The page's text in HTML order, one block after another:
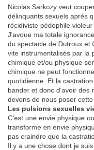
Nicolas Sarkozy veut
délinquants sexuels après
récidiviste pédophile violeur
J'avoue ma totale
du spectacle de Dutroux et
vite instrumentalisés par la
chimique et/ou physique
chimique ne peut
quotidienne. Et la
bander et donc d'avoir des
devons de nous poser
Les pulsions sexuelles
C'est une envie physique
transforme en envie
pas craindre que la
Il y a une chose dont je